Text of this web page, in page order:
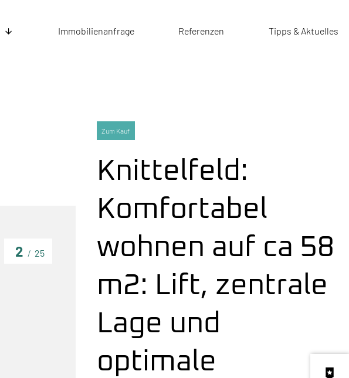
Immobilienanfrage Referenzen Tipps & Aktuelles
2 / 25
Zum Kauf
Knittelfeld:
Komfortabel
wohnen auf ca 58
m2: Lift, zentrale
Lage und
optimale